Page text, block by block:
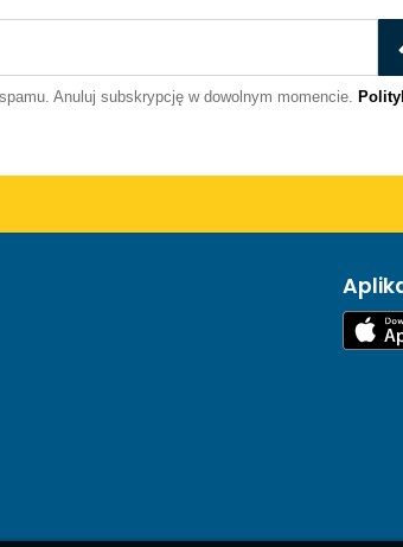
Anuluj subskrypcję w dowolnym momencie.